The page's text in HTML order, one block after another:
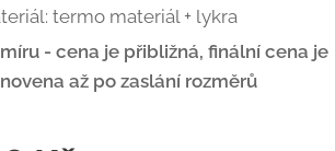
termo materiál + lykra
- cena je přibližná, finální cena je
až po zaslání rozměrů